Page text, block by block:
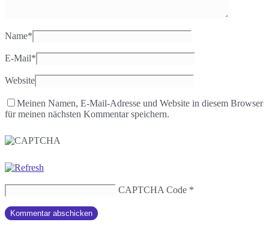
Name*
E-Mail*
Website
Meinen Namen, E-Mail-Adresse und Website in diesem Browser
für meinen nächsten Kommentar speichern.
CAPTCHA Code *